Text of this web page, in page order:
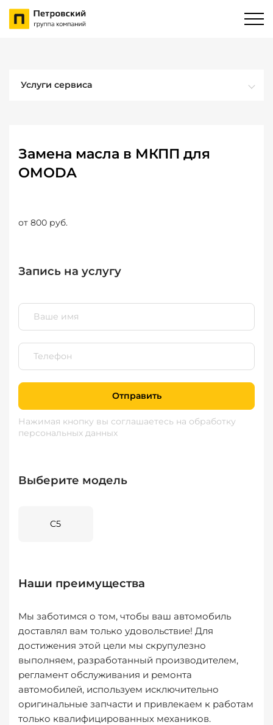
Услуги сервиса
Замена масла в МКПП для
OMODA
от 800 руб.
Запись на услугу
Отправить
Нажимая кнопку вы соглашаетесь на обработку
персональных данных
Выберите модель
C5
Наши преимущества
Мы заботимся о том, чтобы ваш автомобиль
доставлял вам только удовольствие! Для
достижения этой цели мы скрупулезно
выполняем, разработанный производителем,
регламент обслуживания и ремонта
автомобилей, используем исключительно
оригинальные запчасти и привлекаем к работам
только квалифицированных механиков.